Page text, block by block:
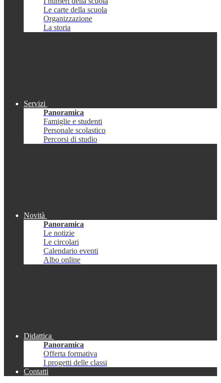
Le carte della scuola
Organizzazione
La storia
Servizi
Panoramica
Famiglie e studenti
Personale scolastico
Percorsi di studio
Novità
Panoramica
Le notizie
Le circolari
Calendario eventi
Albo online
Didattica
Panoramica
Offerta formativa
I progetti delle classi
Contatti